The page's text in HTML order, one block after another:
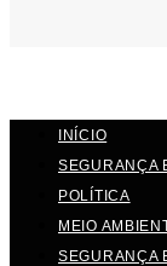
INÍCIO
SEGURANÇA
POLÍTICA
MEIO
SEGURANÇA